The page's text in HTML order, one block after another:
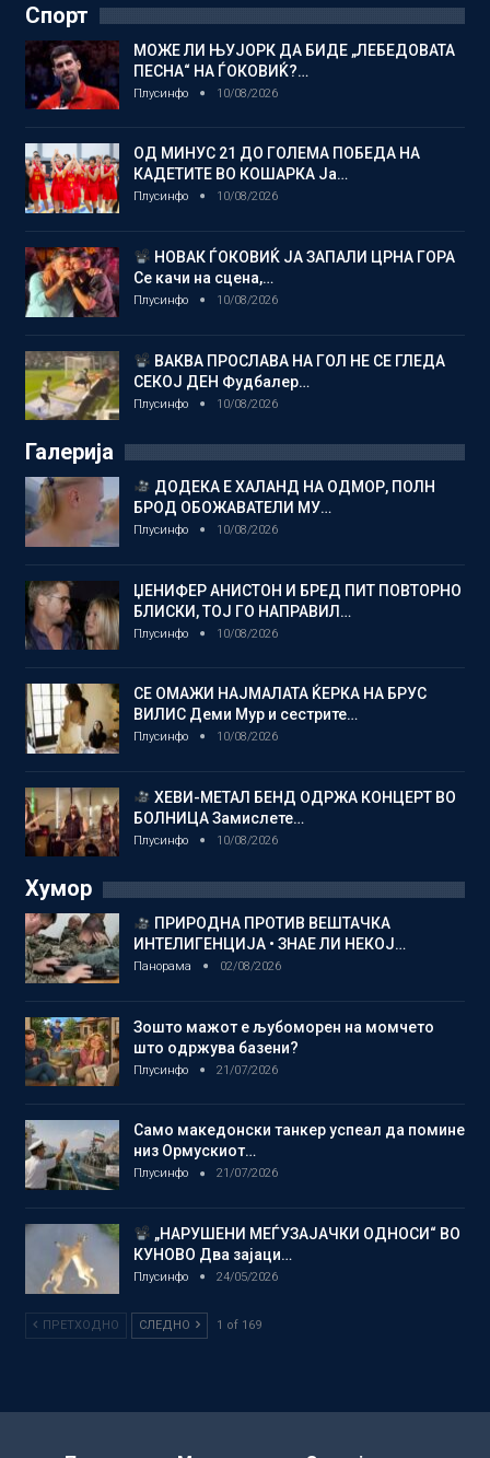
Спорт
МОЖЕ ЛИ ЊУЈОРК ДА БИДЕ „ЛЕБЕДОВАТА
ПЕСНА“ НА ЃОКОВИЌ?…
Плусинфо 10/08/2026
ОД МИНУС 21 ДО ГОЛЕМА ПОБЕДА НА
КАДЕТИТЕ ВО КОШАРКА Ја…
Плусинфо 10/08/2026
НОВАК ЃОКОВИЌ ЈА ЗАПАЛИ ЦРНА ГОРА
Се качи на сцена,…
Плусинфо 10/08/2026
ВАКВА ПРОСЛАВА НА ГОЛ НЕ СЕ ГЛЕДА
СЕКОЈ ДЕН Фудбалер…
Плусинфо 10/08/2026
Галерија
ДОДЕКА Е ХАЛАНД НА ОДМОР, ПОЛН
БРОД ОБОЖАВАТЕЛИ МУ…
Плусинфо 10/08/2026
ЏЕНИФЕР АНИСТОН И БРЕД ПИТ ПОВТОРНО
БЛИСКИ, ТОЈ ГО НАПРАВИЛ…
Плусинфо 10/08/2026
СЕ ОМАЖИ НАЈМАЛАТА ЌЕРКА НА БРУС
ВИЛИС Деми Мур и сестрите…
Плусинфо 10/08/2026
ХЕВИ-МЕТАЛ БЕНД ОДРЖА КОНЦЕРТ ВО
БОЛНИЦА Замислете…
Плусинфо 10/08/2026
Хумор
ПРИРОДНА ПРОТИВ ВЕШТАЧКА
ИНТЕЛИГЕНЦИЈА • ЗНАЕ ЛИ НЕКОЈ…
Панорама 02/08/2026
Зошто мажот е љубоморен на момчето
што одржува базени?
Плусинфо 21/07/2026
Само македонски танкер успеал да помине
низ Ормускиот…
Плусинфо 21/07/2026
„НАРУШЕНИ МЕЃУЗАЈАЧКИ ОДНОСИ“ ВО
КУНОВО Два зајаци…
Плусинфо 24/05/2026
ПРЕТХОДНО СЛЕДНО 1 of 169